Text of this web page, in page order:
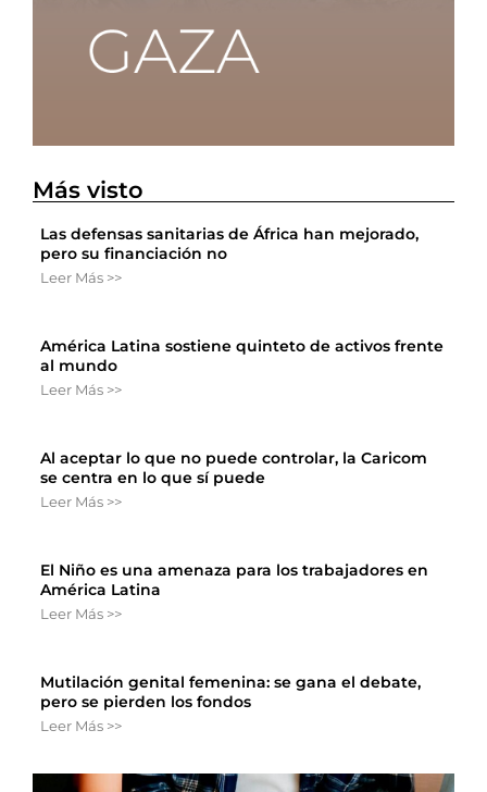
Más visto
Las defensas sanitarias de África han mejorado,
pero su financiación no
Leer Más >>
América Latina sostiene quinteto de activos frente
al mundo
Leer Más >>
Al aceptar lo que no puede controlar, la Caricom
se centra en lo que sí puede
Leer Más >>
El Niño es una amenaza para los trabajadores en
América Latina
Leer Más >>
Mutilación genital femenina: se gana el debate,
pero se pierden los fondos
Leer Más >>